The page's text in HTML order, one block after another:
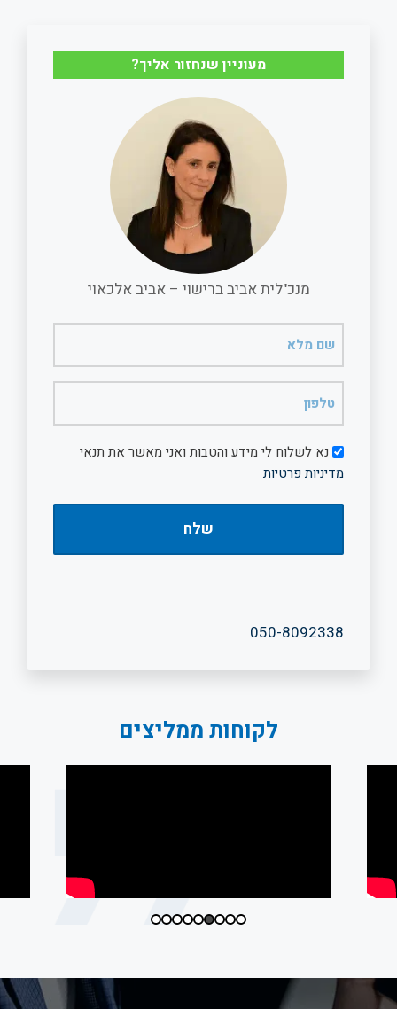
t
e
o
k
i
l
r
e
מעוניין שנחזור אליך?
מנכ"לית אביב ברישוי – אביב אלכאוי
מלא
דיוורנא לשלוח לי מידע והטבות ואני מאשר את תנאי
מדיניות פרטיות
050-8092338
לקוחות ממליצים